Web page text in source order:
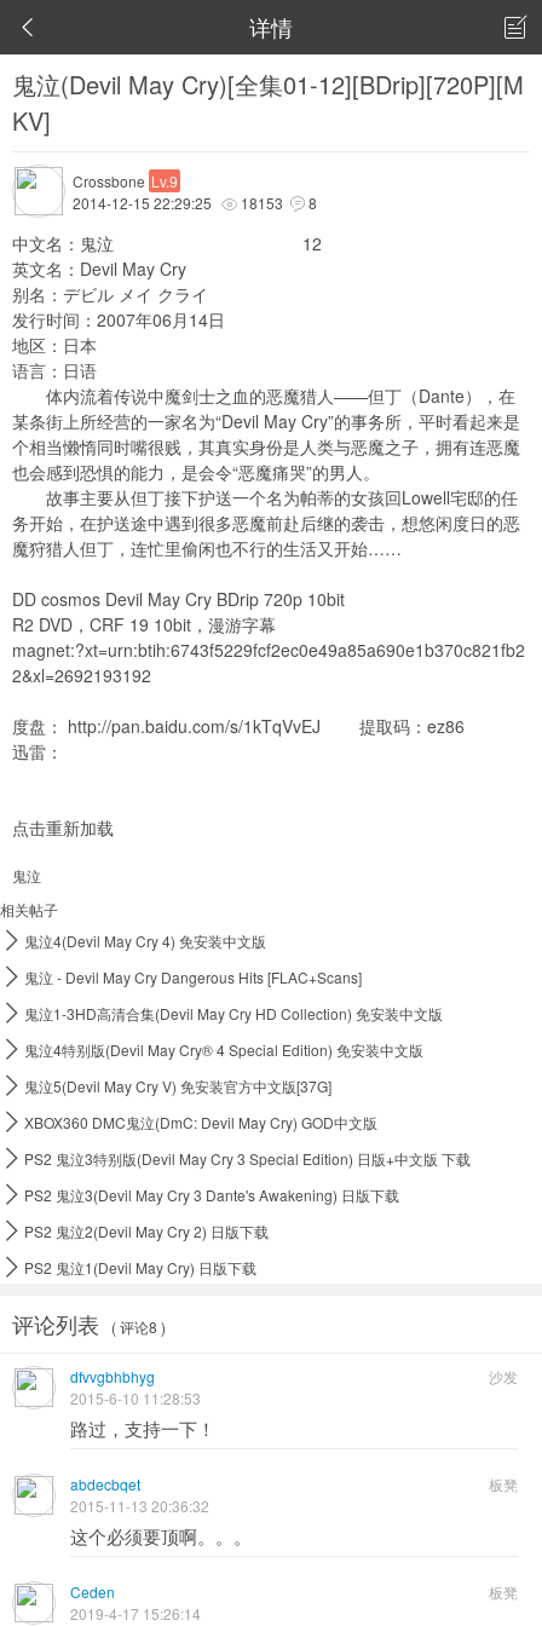
 详情 
鬼泣(Devil May Cry)[全集01-12][BDrip][720P][M
KV]
Crossbone Lv.9
2014-12-15 22:29:25
 18153  8
中文名：鬼泣 12
英文名：Devil May Cry
别名：デビル メイ クライ
发行时间：2007年06月14日
地区：日本
语言：日语
体内流着传说中魔剑士之血的恶魔猎人——但丁（Dante），在
某条街上所经营的一家名为“Devil May Cry”的事务所，平时看起来是
个相当懒惰同时嘴很贱，其真实身份是人类与恶魔之子，拥有连恶魔
也会感到恐惧的能力，是会令“恶魔痛哭”的男人。
故事主要从但丁接下护送一个名为帕蒂的女孩回Lowell宅邸的任
务开始，在护送途中遇到很多恶魔前赴后继的袭击，想悠闲度日的恶
魔狩猎人但丁，连忙里偷闲也不行的生活又开始……
DD cosmos Devil May Cry BDrip 720p 10bit
R2 DVD，CRF 19 10bit，漫游字幕
magnet:?xt=urn:btih:6743f5229fcf2ec0e49a85a690e1b370c821fb2
2&xl=2692193192
度盘： http://pan.baidu.com/s/1kTqVvEJ 提取码：ez86
迅雷：
点击重新加载
鬼泣
相关帖子
 鬼泣4(Devil May Cry 4) 免安装中文版
 鬼泣 - Devil May Cry Dangerous Hits [FLAC+Scans]
 鬼泣1-3HD高清合集(Devil May Cry HD Collection) 免安装中文版
 鬼泣4特别版(Devil May Cry® 4 Special Edition) 免安装中文版
 鬼泣5(Devil May Cry V) 免安装官方中文版[37G]
 XBOX360 DMC鬼泣(DmC: Devil May Cry) GOD中文版
 PS2 鬼泣3特别版(Devil May Cry 3 Special Edition) 日版+中文版 下载
 PS2 鬼泣3(Devil May Cry 3 Dante's Awakening) 日版下载
 PS2 鬼泣2(Devil May Cry 2) 日版下载
 PS2 鬼泣1(Devil May Cry) 日版下载
评论列表 ( 评论8 )
沙发
dfvvgbhbhyg
2015-6-10 11:28:53
路过，支持一下！
板凳
abdecbqet
2015-11-13 20:36:32
这个必须要顶啊。。。
板凳
Ceden
2019-4-17 15:26:14